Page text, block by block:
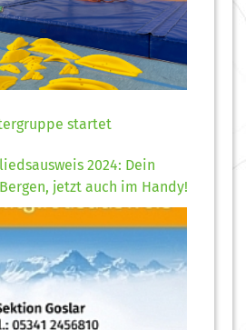
startet
2024: Dein
jetzt auch im Handy!